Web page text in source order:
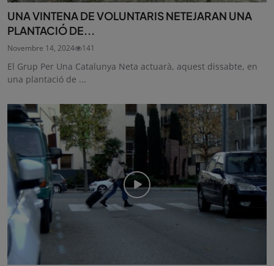
UNA VINTENA DE VOLUNTARIS NETEJARAN UNA
PLANTACIÓ DE...
Novembre 14, 2024 141
El Grup Per Una Catalunya Neta actuarà, aquest dissabte, en
una plantació de ...